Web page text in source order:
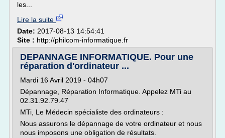
les...
Lire la suite
Date: 2017-08-13 14:54:41
Site : http://philcom-informatique.fr
DEPANNAGE INFORMATIQUE. Pour une
réparation d'ordinateur ...
Mardi 16 Avril 2019 - 04h07
Dépannage, Réparation Informatique. Appelez MTi au
02.31.92.79.47
MTi, Le Médecin spécialiste des ordinateurs :
Nous assurons le dépannage de votre ordinateur et nous
nous imposons une obligation de résultats.